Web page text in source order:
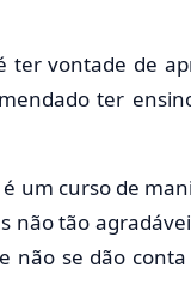
vontade de
ter
um curso de
tão
não se dão